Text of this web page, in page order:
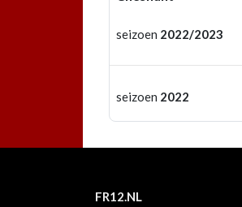
seizoen 2022/2023
seizoen 2022
FR12.NL